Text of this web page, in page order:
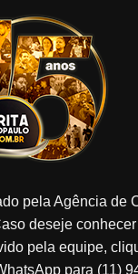
pela Agência de
deseje
pela equipe,
para (11)